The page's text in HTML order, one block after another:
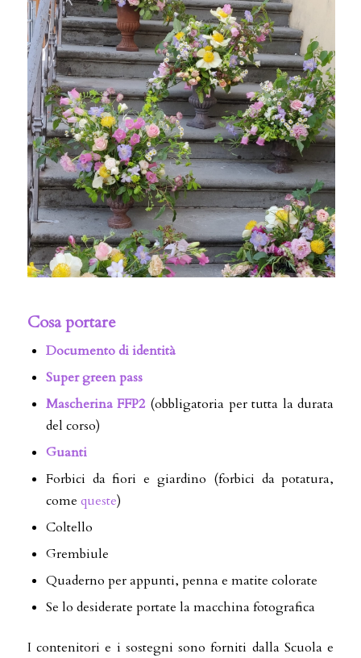
Cosa portare
Documento di identità
Super green pass
Mascherina FFP2 (obbligatoria per tutta la durata
del corso)
Guanti
Forbici da fiori e giardino (forbici da potatura,
come queste)
Coltello
Grembiule
Quaderno per appunti, penna e matite colorate
Se lo desiderate portate la macchina fotografica
I contenitori e i sostegni sono forniti dalla Scuola e